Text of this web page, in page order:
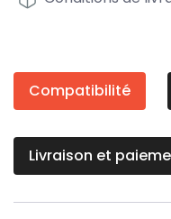
Compatibilité
Livraison et